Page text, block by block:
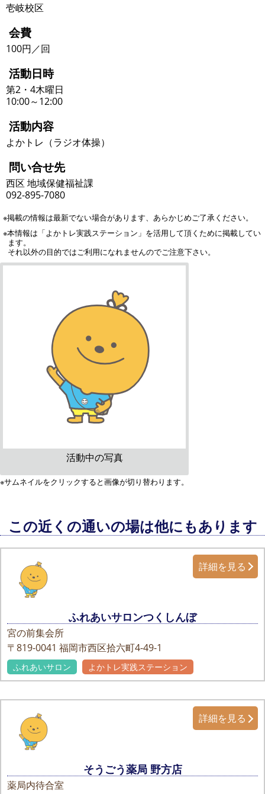
壱岐校区
会費
100円／回
活動日時
第2・4木曜日
10:00～12:00
活動内容
よかトレ（ラジオ体操）
問い合せ先
西区 地域保健福祉課
092-895-7080
※掲載の情報は最新でない場合があります、あらかじめご了承ください。
※本情報は「よかトレ実践ステーション」を活用して頂くために掲載してい
ます。
それ以外の目的ではご利用になれませんのでご注意下さい。
活動中の写真
※サムネイルをクリックすると画像が切り替わります。
この近くの通いの場は他にもあります
ふれあいサロンつくしんぼ
宮の前集会所
〒819-0041 福岡市西区拾六町4-49-1
詳細を見る
ふれあいサロン よかトレ実践ステーション
そうごう薬局 野方店
薬局内待合室
詳細を見る